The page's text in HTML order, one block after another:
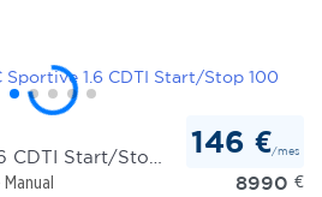
Manual
146 €/mes
8990 €